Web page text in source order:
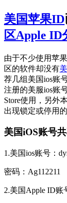
美国苹果ID
区Apple ID
由于不少使用苹
区的软件却没有
荐几组美国ios账
注册的美服ios账
Store使用，另外
出现锁定或停用
美国iOS账号
1.美国ios账号：
密码：Ag112211
2.美国Apple ID账